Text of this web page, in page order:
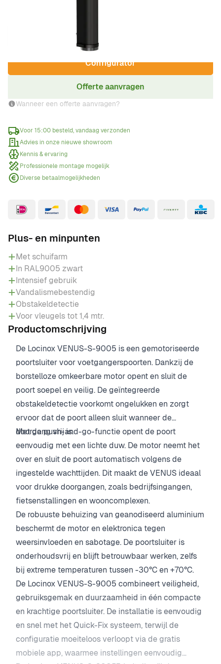
Configurator
Offerte aanvragen
Wanneer een offerte aanvragen?
Voor 15:00 besteld, vandaag verzonden
Advies in onze nieuwe showroom
Kennis & ervaring
Professionele montage mogelijk
Diverse betaalmogelijkheden
Plus- en minpunten
Met schuifarm
In RAL9005 zwart
Intensief gebruik
Vandalismebestendig
Obstakeldetectie
Voor vleugels tot 1,4 mtr.
Productomschrijving
De Locinox VENUS-S-9005 is een gemotoriseerde
poortsluiter voor voetgangerspoorten. Dankzij de
borstelloze omkeerbare motor opent en sluit de
poort soepel en veilig. De geïntegreerde
obstakeldetectie voorkomt ongelukken en zorgt
ervoor dat de poort alleen sluit wanneer de
doorgang vrij is.
Met de push-and-go-functie opent de poort
eenvoudig met een lichte duw. De motor neemt het
over en sluit de poort automatisch volgens de
ingestelde wachttijden. Dit maakt de VENUS ideaal
voor drukke doorgangen, zoals bedrijfsingangen,
fietsenstallingen en wooncomplexen.
De robuuste behuizing van geanodiseerd aluminium
beschermt de motor en elektronica tegen
weersinvloeden en sabotage. De poortsluiter is
onderhoudsvrij en blijft betrouwbaar werken, zelfs
bij extreme temperaturen tussen -30°C en +70°C.
De Locinox VENUS-S-9005 combineert veiligheid,
gebruiksgemak en duurzaamheid in één compacte
en krachtige poortsluiter. De installatie is eenvoudig
en snel met het Quick-Fix systeem, terwijl de
configuratie moeiteloos verloopt via de gratis
mobiele app, waarmee instellingen eenvoudig